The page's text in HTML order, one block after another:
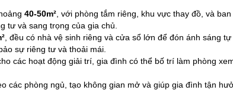
40-50m² , với phòng tắm riêng, khu vực thay đồ, và ban
tư và sang trọng của gia chủ.
, đều có nhà vệ sinh riêng và cửa sổ lớn để đón ánh sáng tự
sự riêng tư và thoải mái.
các hoạt động giải trí, gia đình có thể bố trí làm phòng
các phòng ngủ, tạo không gian mở và giúp gia đình tận